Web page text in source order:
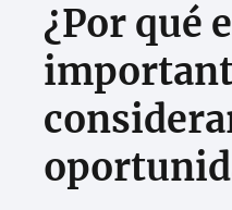
¿Por qué